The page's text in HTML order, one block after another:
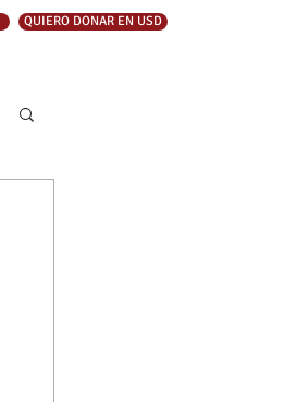
QUIERO DONAR EN USD